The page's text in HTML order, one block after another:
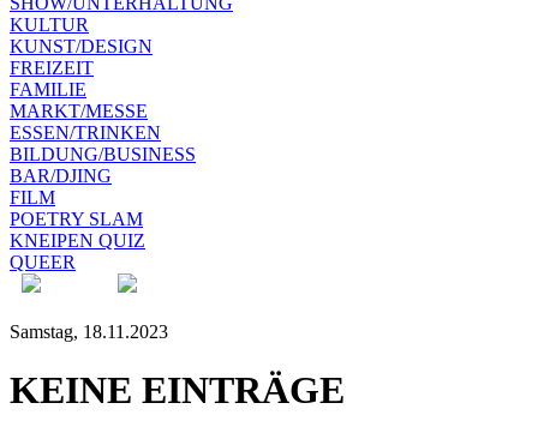
KULTUR
KUNST/DESIGN
FREIZEIT
FAMILIE
MARKT/MESSE
ESSEN/TRINKEN
BILDUNG/BUSINESS
BAR/DJING
FILM
POETRY SLAM
KNEIPEN QUIZ
QUEER
Samstag, 18.11.2023
KEINE EINTRÄGE